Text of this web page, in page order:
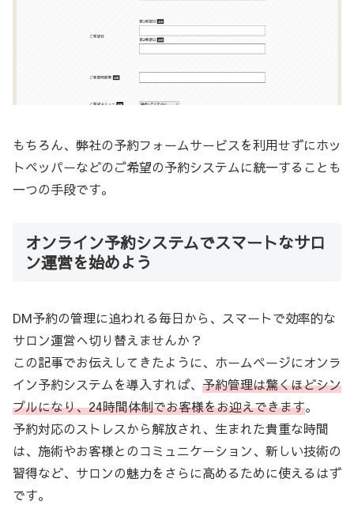
もちろん、弊社の予約フォームサービスを利用せずにホッ
トペッパーなどのご希望の予約システムに統一することも
一つの手段です。
オンライン予約システムでスマートなサロ
ン運営を始めよう
DM予約の管理に追われる毎日から、スマートで効率的な
サロン運営へ切り替えませんか？
この記事でお伝えしてきたように、ホームページにオンラ
イン予約システムを導入すれば、 予約管理は驚くほどシン
プルになり、24時間体制でお客様をお迎えできます。
予約対応のストレスから解放され、生まれた貴重な時間
は、施術やお客様とのコミュニケーション、新しい技術の
習得など、サロンの魅力をさらに高めるために使えるはず
です。